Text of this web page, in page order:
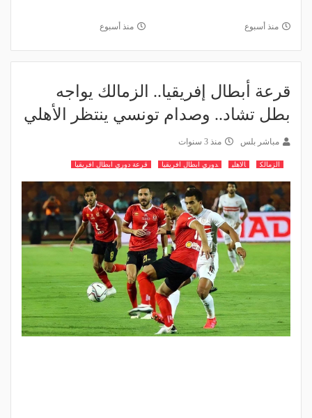
منذ أسبوع منذ أسبوع
قرعة أبطال إفريقيا.. الزمالك يواجه
بطل تشاد.. وصدام تونسي ينتظر الأهلي
مباشر بلس منذ 3 سنوات
الزمالك الاهلي دوري ابطال افريقيا قرعة دوري ابطال افريقيا